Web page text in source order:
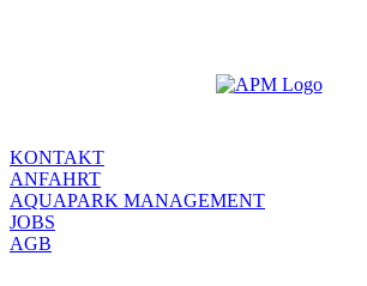
KONTAKT
ANFAHRT
AQUAPARK MANAGEMENT
JOBS
AGB